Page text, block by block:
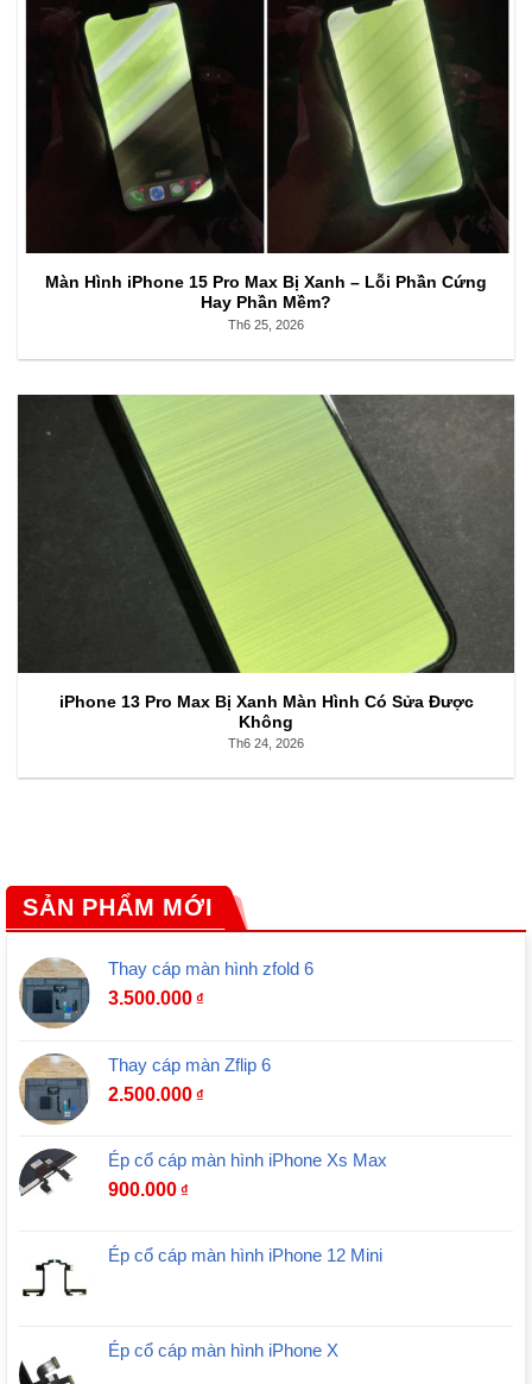
Màn Hình iPhone 15 Pro Max Bị Xanh – Lỗi Phần Cứng
Hay Phần Mềm?
Th6 25, 2026
iPhone 13 Pro Max Bị Xanh Màn Hình Có Sửa Được
Không
Th6 24, 2026
SẢN PHẨM MỚI
Thay cáp màn hình zfold 6
3.500.000 ₫
Thay cáp màn Zflip 6
2.500.000 ₫
Ép cổ cáp màn hình iPhone Xs Max
900.000 ₫
Ép cổ cáp màn hình iPhone 12 Mini
Ép cổ cáp màn hình iPhone X